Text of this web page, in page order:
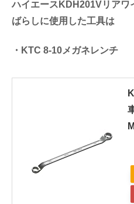
ハイエースKDH201Vリアワ
ばらしに使用した工具は
・KTC 8-10メガネレンチ